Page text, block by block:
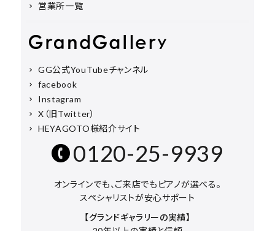
営業所一覧
GG公式YouTubeチャンネル
facebook
Instagram
X（旧Twitter）
HEYAGOTO様紹介サイト
0120-25-9939
オンラインでも、ご来店でもピアノが選べる。
スペシャリストが安心サポート
【グランドギャラリーの実績】